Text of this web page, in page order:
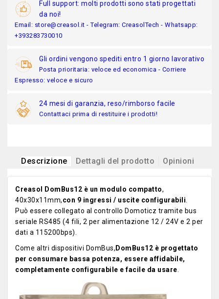
Full support: molti prodotti sono stati progettati
da noi!
Email: store@creasol.it - Telegram: CreasolTech - Whatsapp:
+393283730010
Gli ordini vengono spediti entro 1 giorno lavorativo
Posta prioritaria: veloce ed economica - Corriere
Espresso: veloce e sicuro
24 mesi di garanzia, reso/rimborso facile
Contattaci prima di restituire i prodotti!
Descrizione Dettagli del prodotto Opinioni
Creasol DomBus12 è un modulo compatto,
40x30x11mm,con 9 ingressi / uscite configurabili.
Può essere collegato al controllo Domoticz tramite bus
seriale RS485 (4 fili, 2 per alimentazione 12 / 24V e 2 per
dati a 115200bps).
Come altri dispositivi DomBus, DomBus12 è progettato
per consumare bassa potenza, essere affidabile,
completamente configurabile e facile da usare.